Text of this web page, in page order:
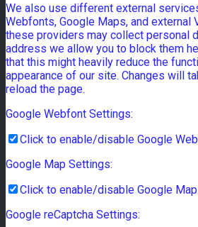
We also use different external
Webfonts, Google Maps, and external
these providers may collect personal
address we allow you to block them
that this might heavily reduce the
appearance of our site. Changes will
reload the page.
Google Webfont Settings:
Click to enable/disable Google
Google Map Settings:
Click to enable/disable Google
Google reCaptcha Settings: